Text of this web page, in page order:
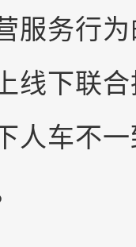
服务行
线下联
人车不